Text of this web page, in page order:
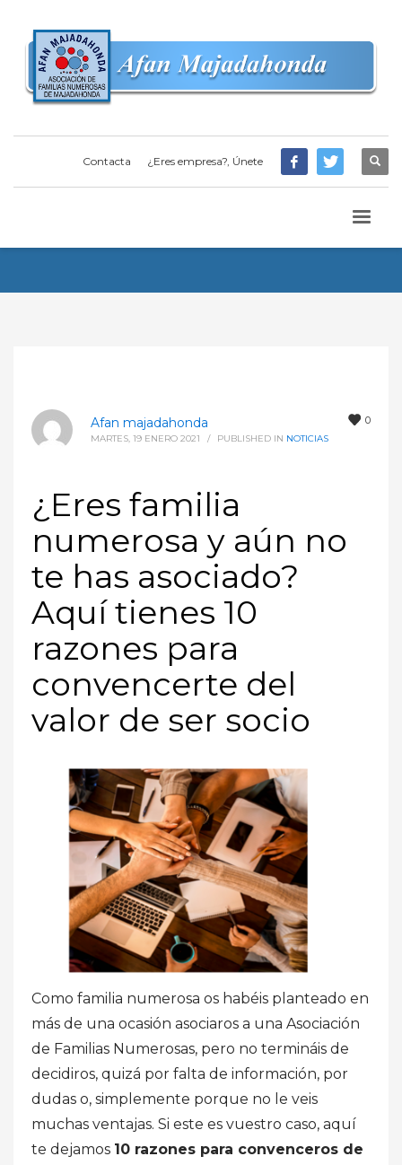
Contacta ¿Eres empresa?, Únete
0
Afan majadahonda
MARTES, 19 ENERO 2021 / PUBLISHED IN NOTICIAS
¿Eres familia
numerosa y aún no
te has asociado?
Aquí tienes 10
razones para
convencerte del
valor de ser socio
Como familia numerosa os habéis planteado en
más de una ocasión asociaros a una Asociación
de Familias Numerosas, pero no termináis de
decidiros, quizá por falta de información, por
dudas o, simplemente porque no le veis
muchas ventajas. Si este es vuestro caso, aquí
te dejamos 10 razones para convenceros de